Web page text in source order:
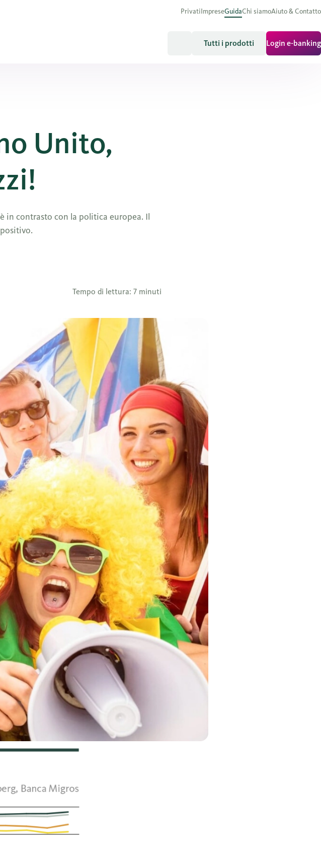
PrivatiImpreseGuidaChi siamoAiuto & Contatto
Tutti i prodotti Login e-banking
Unito,
in contrasto con la politica europea. Il
Tempo di lettura: 7 minuti